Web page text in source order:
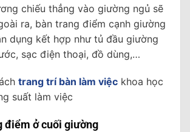
chiếu thẳng vào giường ngủ sẽ
ra, bàn trang điểm cạnh giường
dụng kết hợp như tủ đầu giường
sạc điện thoại, đồ dùng,…
trang trí bàn làm việc khoa học
suất làm việc
điểm ở cuối giường